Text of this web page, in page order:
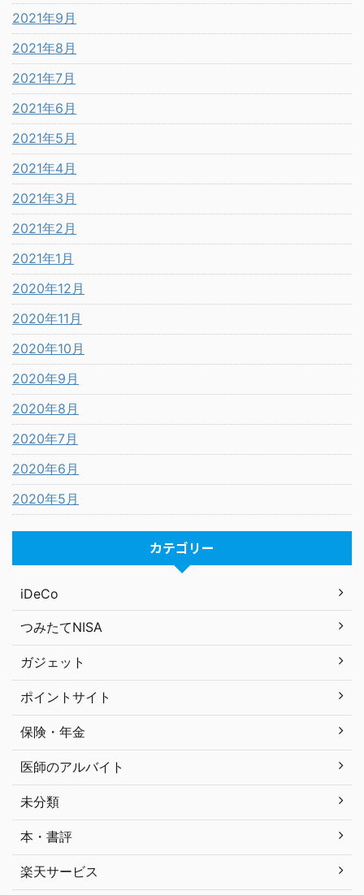
2021年9月
2021年8月
2021年7月
2021年6月
2021年5月
2021年4月
2021年3月
2021年2月
2021年1月
2020年12月
2020年11月
2020年10月
2020年9月
2020年8月
2020年7月
2020年6月
2020年5月
カテゴリー
iDeCo
つみたてNISA
ガジェット
ポイントサイト
保険・年金
医師のアルバイト
未分類
本・書評
楽天サービス